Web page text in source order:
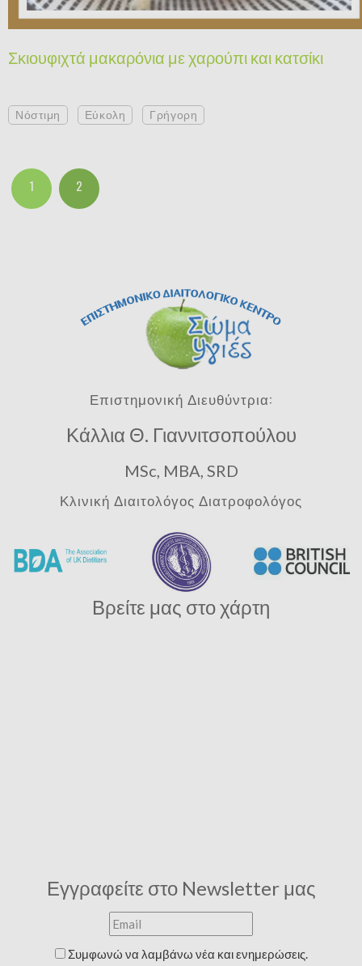
Σκιουφιχτά μακαρόνια με χαρούπι και κατσίκι
Νόστιμη Εύκολη Γρήγορη
1 2
Επιστημονική Διευθύντρια:
Κάλλια Θ. Γιαννιτσοπούλου
MSc, MBA, SRD
Κλινική Διαιτολόγος Διατροφολόγος
Βρείτε μας στο χάρτη
Εγγραφείτε στο Newsletter μας
Συμφωνώ να λαμβάνω νέα και ενημερώσεις.